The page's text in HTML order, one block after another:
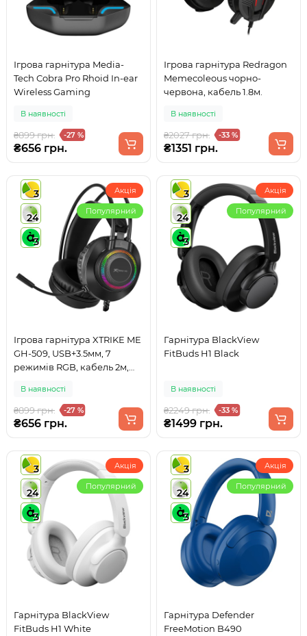
Ігрова гарнітура Media-
Tech Cobra Pro Rhoid In-ear
Wireless Gaming
В наявності
₴899 грн. -27 %
₴656 грн.
Ігрова гарнітура Redragon
Memecoleous чорно-
червона, кабель 1.8м.
В наявності
₴2027 грн. -33 %
₴1351 грн.
3
24
3
Акція
Популярний
Ігрова гарнітура XTRIKE ME
GH-509, USB+3.5мм, 7
режимів RGB, кабель 2м,
В наявності
₴899 грн. -27 %
₴656 грн.
3
24
3
Акція
Популярний
Гарнітура BlackView
FitBuds H1 Black
В наявності
₴2249 грн. -33 %
₴1499 грн.
3
24
3
Акція
Популярний
Гарнітура BlackView
FitBuds H1 White
3
24
3
Акція
Популярний
Гарнітура Defender
FreeMotion B490